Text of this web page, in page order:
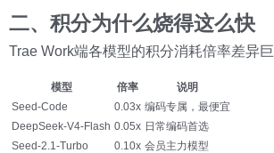
二、积分为什么烧得这么快
Trae Work端各模型的积分消耗倍率差异巨
模型 倍率
说明
Seed-Code
0.03x 编码专属，最便宜
DeepSeek-V4-Flash 0.05x 日常编码首选
Seed-2.1-Turbo
0.10x 会员主力模型